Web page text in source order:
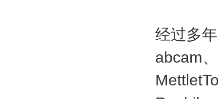
经过多
abcam